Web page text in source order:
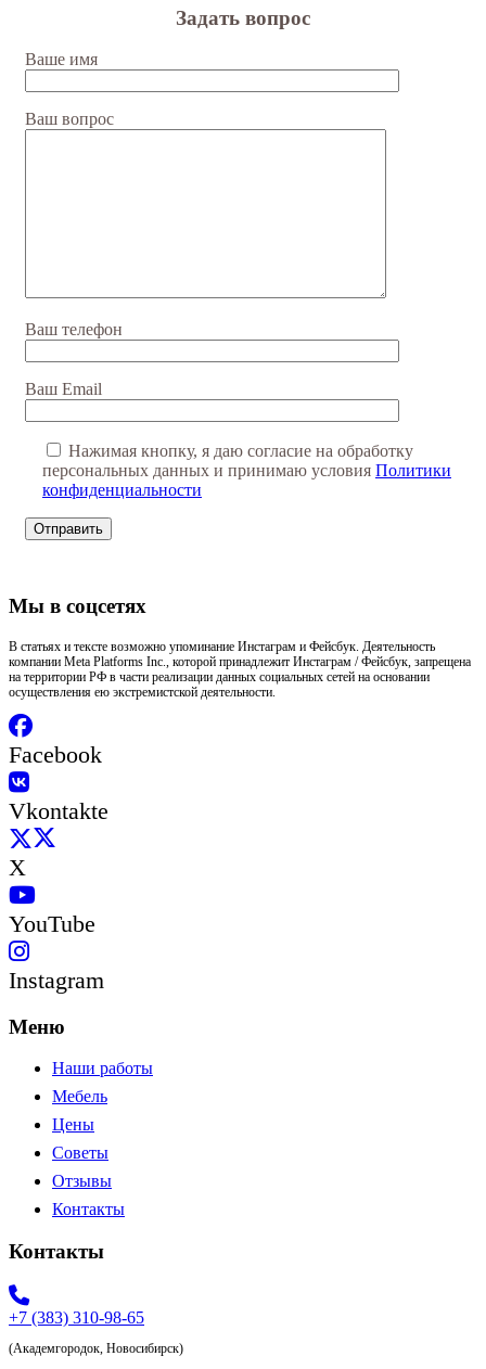
Задать вопрос
Ваше имя
Ваш вопрос
Ваш телефон
Ваш Email
Нажимая кнопку, я даю согласие на обработку
персональных данных и принимаю условия Политики
конфиденциальности
Мы в соцсетях
В статьях и тексте возможно упоминание Инстаграм и Фейсбук. Деятельность
компании Meta Platforms Inc., которой принадлежит Инстаграм / Фейсбук, запрещена
на территории РФ в части реализации данных социальных сетей на основании
осуществления ею экстремистской деятельности.
Facebook
Vkontakte
X
YouTube
Instagram
Меню
Наши работы
Мебель
Цены
Советы
Отзывы
Контакты
Контакты
+7 (383) 310-98-65
(Академгородок, Новосибирск)